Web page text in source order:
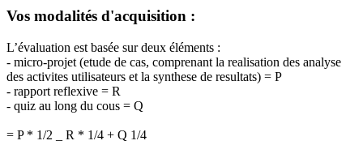
Vos modalités d'acquisition :
L’évaluation est basée sur deux éléments :
- micro-projet (etude de cas, comprenant la realisation des analyse
des activites utilisateurs et la synthese de resultats) = P
- rapport reflexive = R
- quiz au long du cous = Q
= P * 1/2 _ R * 1/4 + Q 1/4